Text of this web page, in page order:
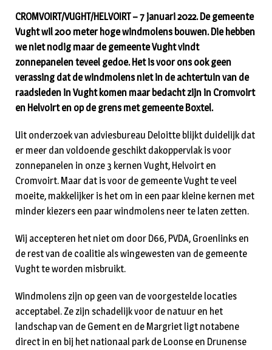
CROMVOIRT/VUGHT/HELVOIRT – 7 januari 2022. De gemeente
Vught wil 200 meter hoge windmolens bouwen. Die hebben
we niet nodig maar de gemeente Vught vindt
zonnepanelen teveel gedoe. Het is voor ons ook geen
verassing dat de windmolens niet in de achtertuin van de
raadsleden in Vught komen maar bedacht zijn in Cromvoirt
en Helvoirt en op de grens met gemeente Boxtel.
Uit onderzoek van adviesbureau Deloitte blijkt duidelijk dat
er meer dan voldoende geschikt dakoppervlak is voor
zonnepanelen in onze 3 kernen Vught, Helvoirt en
Cromvoirt. Maar dat is voor de gemeente Vught te veel
moeite, makkelijker is het om in een paar kleine kernen met
minder kiezers een paar windmolens neer te laten zetten.
Wij accepteren het niet om door D66, PVDA, Groenlinks en
de rest van de coalitie als wingewesten van de gemeente
Vught te worden misbruikt.
Windmolens zijn op geen van de voorgestelde locaties
acceptabel. Ze zijn schadelijk voor de natuur en het
landschap van de Gement en de Margriet ligt notabene
direct in en bij het nationaal park de Loonse en Drunense